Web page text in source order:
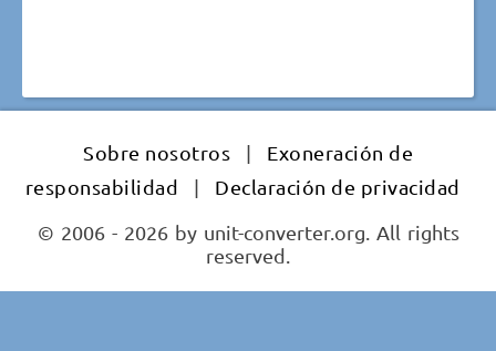
Sobre nosotros |
Exoneración de
responsabilidad
|
Declaración de privacidad
© 2006 - 2026 by unit-converter.org. All rights
reserved.